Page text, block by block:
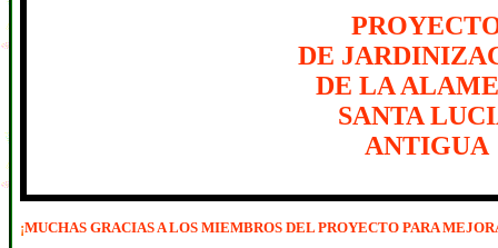
DE
DE LA
SANTA
ANTIGUA
¡MUCHAS GRACIAS A LOS MIEMBROS DEL PROYECTO PARA